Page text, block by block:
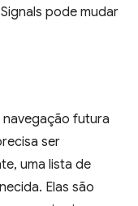
pode mudar
navegação futura
ser
uma lista de
Elas são